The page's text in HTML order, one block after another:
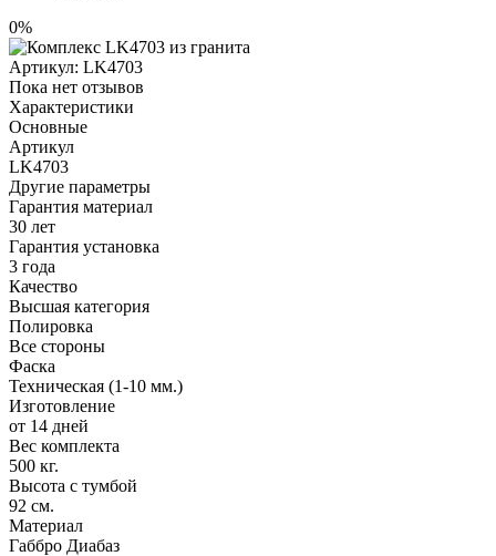
0%
Артикул: LK4703
Пока нет отзывов
Характеристики
Основные
Артикул
LK4703
Другие параметры
Гарантия материал
30 лет
Гарантия установка
3 года
Качество
Высшая категория
Полировка
Все стороны
Фаска
Техническая (1-10 мм.)
Изготовление
от 14 дней
Вес комплекта
500 кг.
Высота с тумбой
92 см.
Материал
Габбро Диабаз